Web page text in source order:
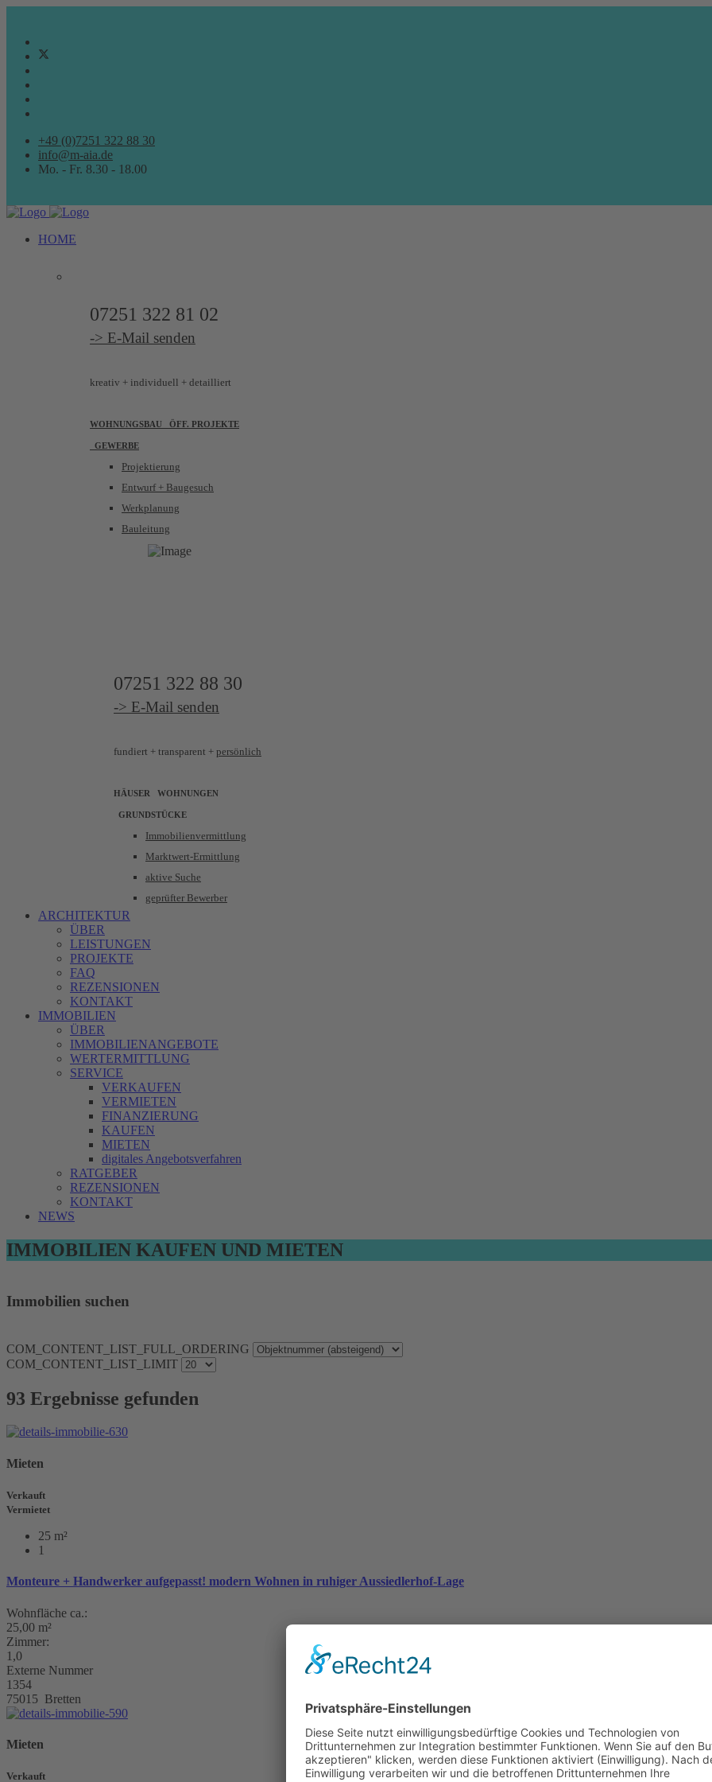
+49 (0)7251 322 88 30
info@m-aia.de
Mo. - Fr. 8.30 - 18.00
HOME
07251 322 81 02
-> E-Mail senden
kreativ + individuell + detailliert
WOHNUNGSBAU ÖFF. PROJEKTE
GEWERBE
Projektierung
Entwurf + Baugesuch
Werkplanung
Bauleitung
07251 322 88 30
-> E-Mail senden
fundiert + transparent + persönlich
HÄUSER WOHNUNGEN
GRUNDSTÜCKE
Immobilienvermittlung
Marktwert-Ermittlung
aktive Suche
geprüfter Bewerber
ARCHITEKTUR
ÜBER
LEISTUNGEN
PROJEKTE
FAQ
REZENSIONEN
KONTAKT
IMMOBILIEN
ÜBER
IMMOBILIENANGEBOTE
WERTERMITTLUNG
SERVICE
VERKAUFEN
VERMIETEN
FINANZIERUNG
KAUFEN
MIETEN
digitales Angebotsverfahren
RATGEBER
REZENSIONEN
KONTAKT
NEWS
IMMOBILIEN KAUFEN UND MIETEN
Immobilien suchen
COM_CONTENT_LIST_FULL_ORDERING
COM_CONTENT_LIST_LIMIT
93 Ergebnisse gefunden
Mieten
Verkauft
Vermietet
25 m²
1
Monteure + Handwerker aufgepasst! modern Wohnen in ruhiger Aussiedlerhof-Lage
Wohnfläche ca.:
25,00 m²
Zimmer:
1,0
Externe Nummer
1354
75015 Bretten
Mieten
Verkauft